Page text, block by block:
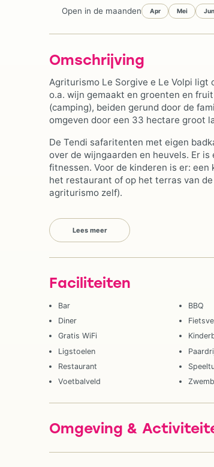
Open in de maanden Apr Mei Jun
Omschrijving
Agriturismo Le Sorgive e Le Volpi ligt
o.a. wijn gemaakt en groenten en
(camping), beiden gerund door de
omgeven door een 33 hectare groot
De Tendi safaritenten met eigen
over de wijngaarden en heuvels. Er
fitnessen. Voor de kinderen is er:
het restaurant of op het terras van
agriturismo zelf).
Lees meer
Faciliteiten
Bar BBQ
Diner
Gratis WiFi
Ligstoelen
Restaurant
Voetbalveld
Omgeving &